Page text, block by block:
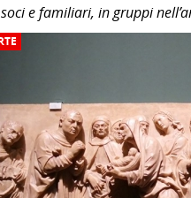
e familiari, in gruppi